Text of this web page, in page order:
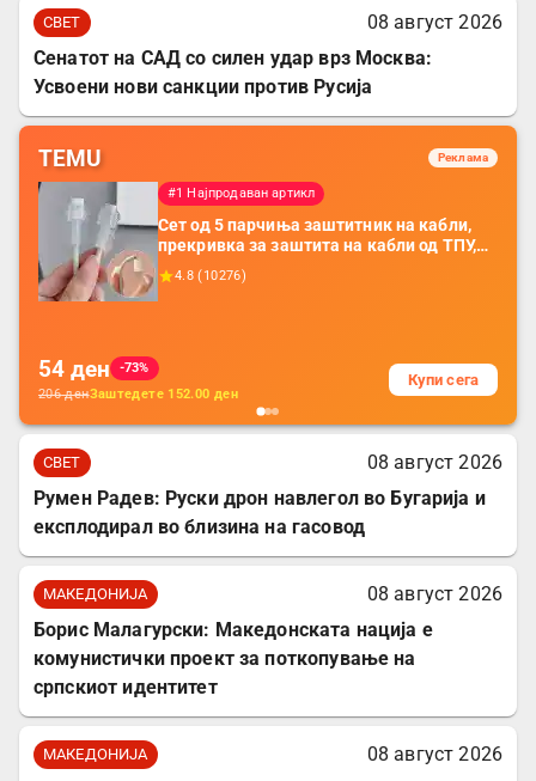
СВЕТ
08 август 2026
Сенатот на САД со силен удар врз Москва:
Усвоени нови санкции против Русија
TEMU Реклама
#1 Најпродаван артикл
Сет од 5 парчиња заштитник на кабли,
прекривка за заштита на кабли од ТПУ,
додатоци за заштита на кабли, без
батерија, за мобилни телефони, комплет
4.8 (10276)
54 ден
-73%
206денЗаштедете 152.00 ден
Купи сега
СВЕТ
08 август 2026
Румен Радев: Руски дрон навлегол во Бугарија и
експлодирал во близина на гасовод
МАКЕДОНИЈА
08 август 2026
Борис Малагурски: Македонската нација е
комунистички проект за поткопување на
српскиот идентитет
МАКЕДОНИЈА
08 август 2026